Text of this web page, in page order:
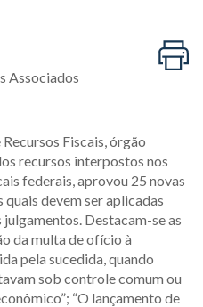
Associados
Fiscais, órgão
recursos interpostos nos
federais, aprovou 25 novas
quais devem ser aplicadas
Destacam-se as
da multa de ofício à
pela sucedida, quando
sob controle comum ou
“O lançamento de